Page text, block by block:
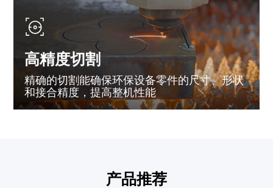
高精度切割
精确的切割能确保环保设备零件的尺寸、形状
和接合精度，提高整机性能
产品推荐